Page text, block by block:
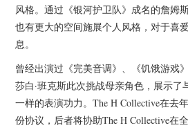
风格。通过《银河护卫队》成名的詹姆
也有更大的空间施展个人风格，对于喜
息。
曾经出演过《完美音调》、《饥饿游戏
莎白·班克斯此次挑战母亲角色，展示了
一样的表演功力。The H Collective在去
份协议，后者将协助The H Collective在